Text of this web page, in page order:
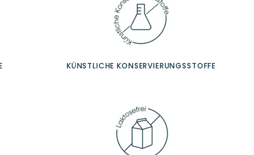
KÜNSTLICHE KONSERVIERUNGSSTOFFE